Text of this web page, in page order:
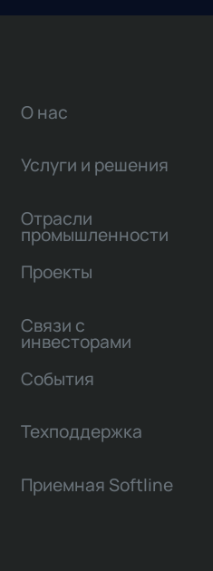
О нас
Услуги и решения
Отрасли
промышленности
Проекты
Связи с
инвесторами
События
Техподдержка
Приемная Softline